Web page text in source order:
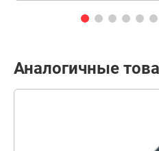
Аналогичные